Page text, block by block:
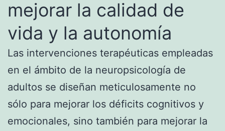
mejorar la calidad de
vida y la autonomía
Las intervenciones terapéuticas empleadas
en el ámbito de la neuropsicología de
adultos se diseñan meticulosamente no
sólo para mejorar los déficits cognitivos y
emocionales, sino también para mejorar la